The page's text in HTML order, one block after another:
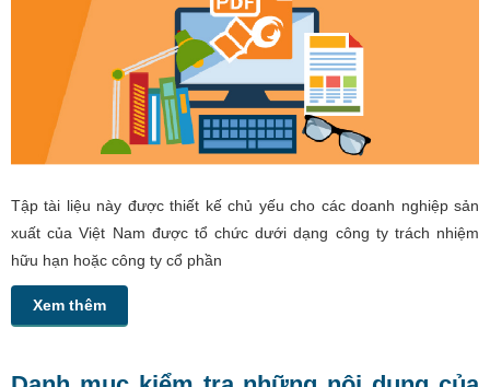
Tập tài liệu này được thiết kế chủ yếu cho các doanh nghiệp sản
xuất của Việt Nam được tổ chức dưới dạng công ty trách nhiệm
hữu hạn hoặc công ty cổ phần
Xem thêm